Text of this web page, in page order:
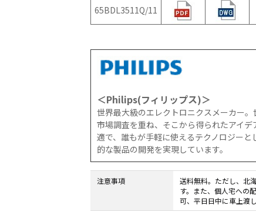
CS8
Android
Android
ト TA2C-
DR94G
Android
タブレッ
ト TA2C-
DR9
Android
M8AC
サー
ビス
iPad
運用
パッ
ク
教育
機関
向け
ICT
支援
ソリ
ュー
65BDL3511Q/11
＜Philips(フィリップス)＞
世界最大級のエレクトロニクスメーカー
市場調査を重ね、そこから得られたアイデ
適で、誰もが手軽に使えるテクノロジー
的な製品の開発を実現しています。
注意事項
送料無料。ただし、北
す。また、個人宅への
可、平日日中に車上渡